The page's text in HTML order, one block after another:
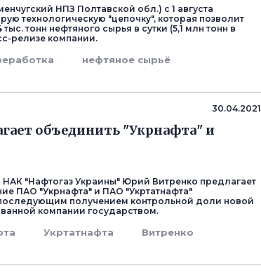
НПЗ Полтавской обл.) с 1 августа
технологическую "цепочку", которая позволит
тонн нефтяного сырья в сутки (5,1 млн тонн в
релизе компании.
нефтяное сырьё
30.04.2021
объединить "Укрнафта" и
"Нафтогаз Украины" Юрий Витренко предлагает
ПАО "Укрнафта" и ПАО "Укртатнафта"
получением контрольной доли новой
компании государством.
Укртатнафта Витренко